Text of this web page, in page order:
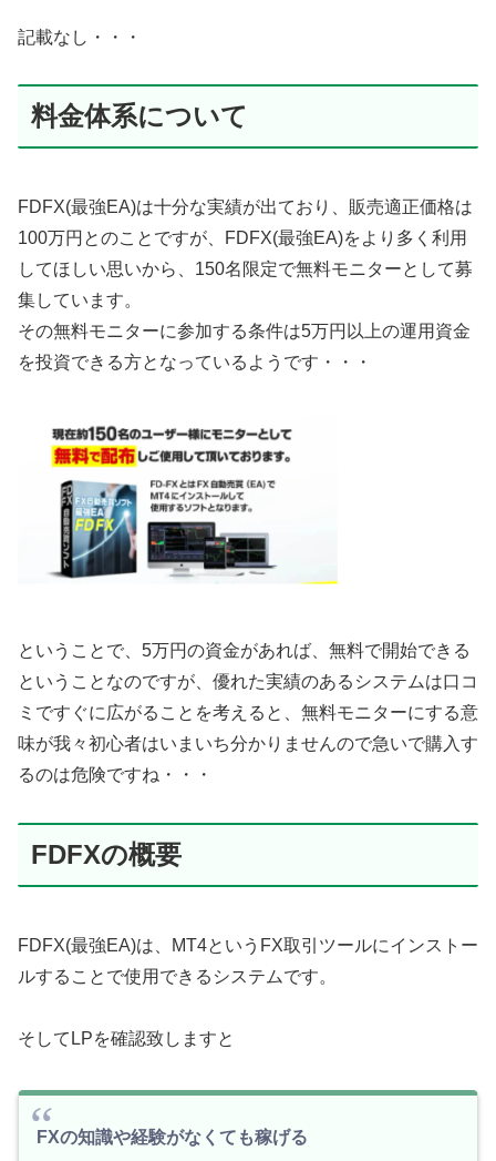
記載なし・・・
料金体系について
FDFX(最強EA)は十分な実績が出ており、販売適正価格は
100万円とのことですが、FDFX(最強EA)をより多く利用
してほしい思いから、150名限定で無料モニターとして募
集しています。
その無料モニターに参加する条件は5万円以上の運用資金
を投資できる方となっているようです・・・
ということで、5万円の資金があれば、無料で開始できる
ということなのですが、優れた実績のあるシステムは口コ
ミですぐに広がることを考えると、無料モニターにする意
味が我々初心者はいまいち分かりませんので急いで購入す
るのは危険ですね・・・
FDFXの概要
FDFX(最強EA)は、MT4というFX取引ツールにインストー
ルすることで使用できるシステムです。
そしてLPを確認致しますと
FXの知識や経験がなくても稼げる